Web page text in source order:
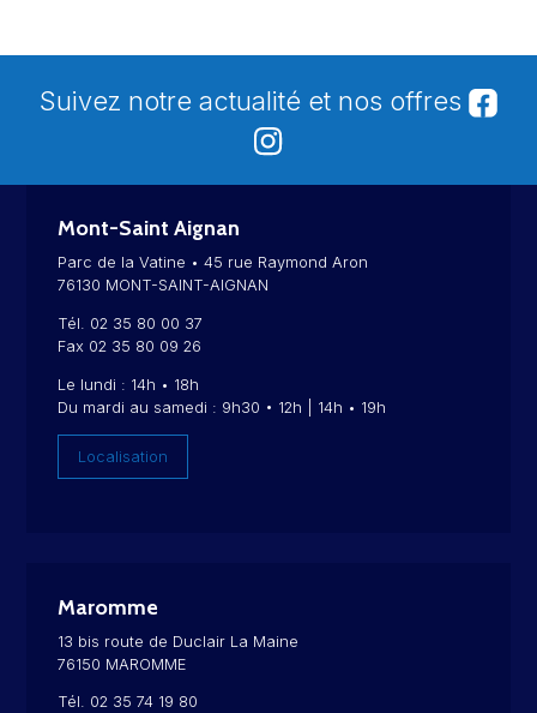
Suivez notre actualité et nos offres
Mont-Saint Aignan
Parc de la Vatine • 45 rue Raymond Aron
76130 MONT-SAINT-AIGNAN
Tél. 02 35 80 00 37
Fax 02 35 80 09 26
Le lundi : 14h • 18h
Du mardi au samedi : 9h30 • 12h | 14h • 19h
Localisation
Maromme
13 bis route de Duclair La Maine
76150 MAROMME
Tél. 02 35 74 19 80